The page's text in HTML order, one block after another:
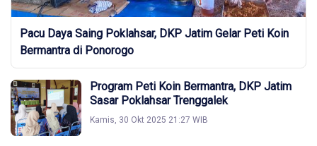
Pacu Daya Saing Poklahsar, DKP Jatim Gelar Peti Koin
Bermantra di Ponorogo
Program Peti Koin Bermantra, DKP Jatim
Sasar Poklahsar Trenggalek
Kamis, 30 Okt 2025 21:27 WIB